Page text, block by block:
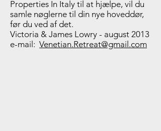
Properties In Italy til at hjælpe, vil du
samle nøglerne til din nye hoveddør,
før du ved af det.
Victoria & James Lowry - august 2013
e-mail: Venetian.Retreat@gmail.com